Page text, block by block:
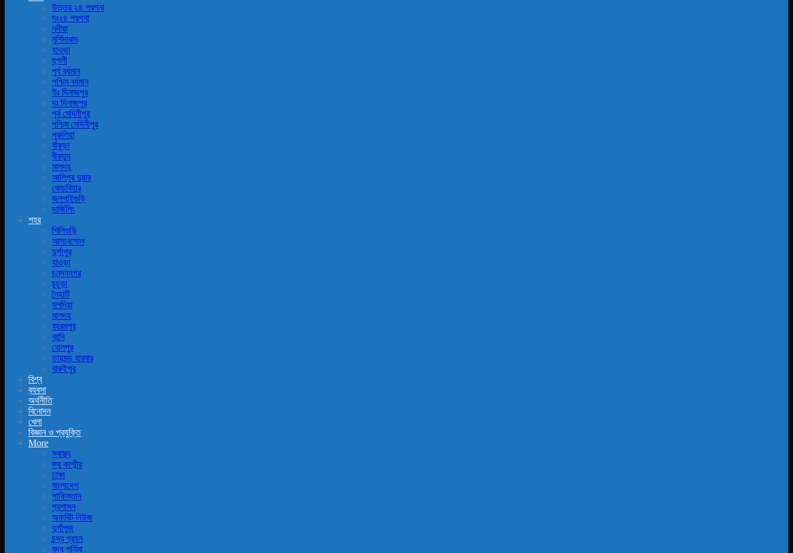
উত্তর ২৪ পরগনা
দঃ২৪ পরগনা
নদীয়া
মুর্শিদাবাদ
হাওড়া
হুগলী
পূর্ব বর্ধমান
পশ্চিম বর্ধমান
উঃ দিনাজপুর
দঃ দিনাজপুর
পূর্ব মেদিনীপুর
পশ্চিম মেদিনীপুর
পুরুলিয়া
বাঁকুড়া
বীরভুম
মালদহ
আলিপুর দুয়ার
কোচবিহার
জলপাইগুড়ি
দার্জিলিং
শহর
শিলিগুড়ি
আসানসোল
দুর্গাপুর
হাওড়া
চনন্দননগর
চুচুড়া
নৈহাটি
হলদিয়া
মালদহ
বহরমপুর
কান্দি
বোলপুর
ডায়মন্ড হারবার
বারুইপুর
বিশ্ব
ব‍্যবসা
অর্থনীতি
বিনোদন
খেলা
বিজ্ঞান ও প্রযুক্তি
More
স্বাস্থ্য
জ্ম্মু কাশ্মীর
ঢাকা
বাংলাদেশ
পাকিস্তান
প্রশাসন
অফবিট নিউজ
দুর্গাপূজ
চন্দ্র গ্রহন
বুদ্ধ পূর্নিমা